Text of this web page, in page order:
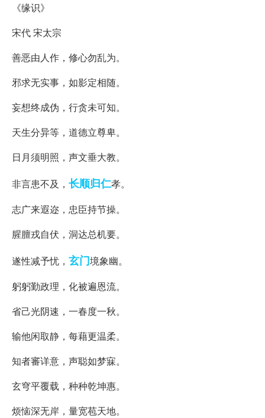
《缘识》
宋代 宋太宗
善恶由人作，修心勿乱为。
邪求无实事，如影定相随。
妄想终成伪，行贪未可知。
天生分异等，道德立尊卑。
日月须明照，声文垂大教。
非言患不及， 长顺归仁孝。
志广来遐迩，忠臣持节操。
腥膻戎自伏，洞达总机要。
遂性减予忧， 玄门境象幽。
躬躬勤政理，化被遍恩流。
省己光阴速，一春度一秋。
输他闲取静，每藉更温柔。
知者審详意，声聪如梦寐。
玄穹平覆载，种种乾坤惠。
烦恼深无岸，量宽苞天地。